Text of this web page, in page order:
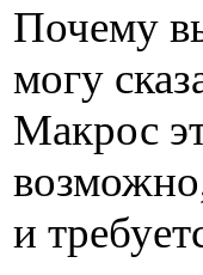
Почему
могу
Макрос
и